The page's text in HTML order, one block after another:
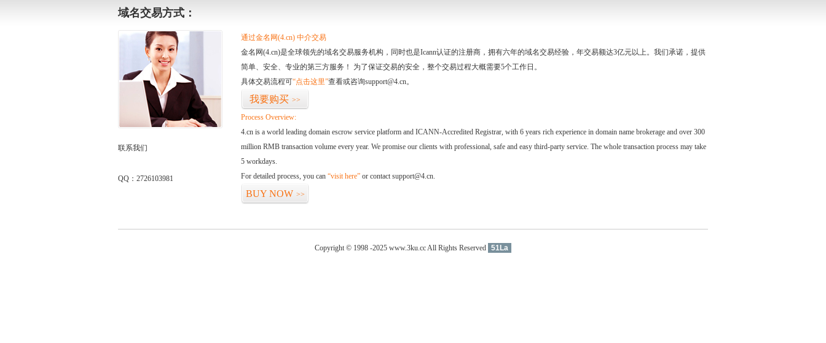
域名交易方式：
联系我们
QQ：2726103981
通过金名网(4.cn) 中介交易
金名网(4.cn)是全球领先的域名交易服务机构，同时也是Icann认证的注册商，拥有六年的域名交易经验，年交易额达3亿元以上。我们承诺，提供
简单、安全、专业的第三方服务！ 为了保证交易的安全，整个交易过程大概需要5个工作日。
具体交易流程可“点击这里”查看或咨询support@4.cn。
我要购买 >>
Process Overview:
4.cn is a world leading domain escrow service platform and ICANN-Accredited Registrar, with 6 years rich experience in domain name brokerage and over 300
million RMB transaction volume every year. We promise our clients with professional, safe and easy third-party service. The whole transaction process may take
5 workdays.
For detailed process, you can “visit here” or contact support@4.cn.
BUY NOW >>
Copyright © 1998 -2025 www.3ku.cc All Rights Reserved 51La